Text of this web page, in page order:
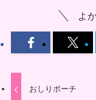
よ
おしりポーチ